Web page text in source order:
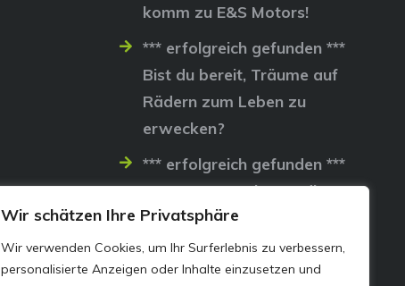
Wir schätzen Ihre Privatsphäre
Wir verwenden Cookies, um Ihr Surferlebnis zu verbessern,
personalisierte Anzeigen oder Inhalte einzusetzen und
komm zu E&S Motors!
*** erfolgreich gefunden ***
Bist du bereit, Träume auf
Rädern zum Leben zu
erwecken?
*** erfolgreich gefunden ***
Lass uns gemeinsam die
Straßen erobern…